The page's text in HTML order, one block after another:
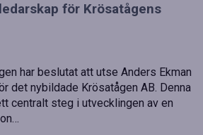
för Krösatågens
har beslutat att utse Anders Ekman
det nybildade Krösatågen AB. Denna
centralt steg i utvecklingen av en